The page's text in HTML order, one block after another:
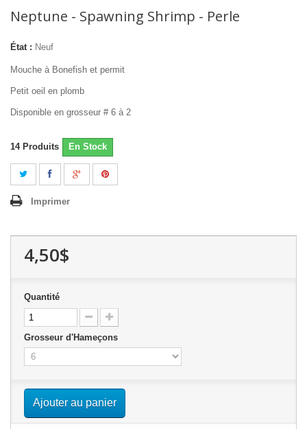
Neptune - Spawning Shrimp - Perle
État : Neuf
Mouche à Bonefish et permit
Petit oeil en plomb
Disponible en grosseur # 6 à 2
14 Produits En Stock
Imprimer
4,50$
Quantité
Grosseur d'Hameçons
Ajouter au panier